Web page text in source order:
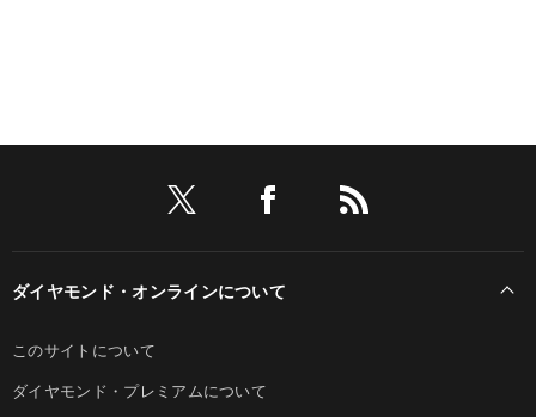
ダイヤモンド・オンラインについて
このサイトについて
ダイヤモンド・プレミアムについて